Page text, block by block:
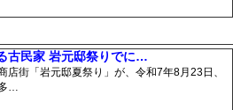
古民家 岩元邸祭りでに…
街「岩元邸夏祭り」が、令和7年8月23日、
…